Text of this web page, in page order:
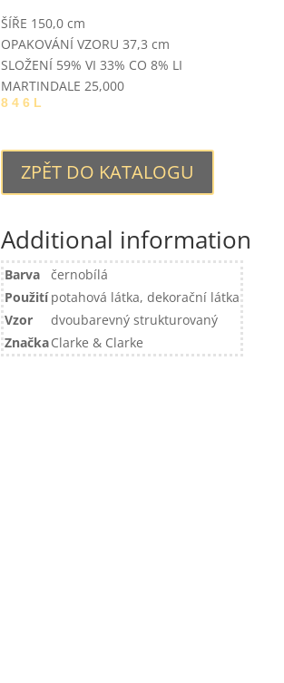
ŠÍŘE 150,0 cm
OPAKOVÁNÍ VZORU 37,3 cm
SLOŽENÍ 59% VI 33% CO 8% LI
MARTINDALE 25,000
8 4 6 L
ZPĚT DO KATALOGU
Additional information
Barva
černobílá
Použití potahová látka, dekorační látka
Vzor
dvoubarevný strukturovaný
ZnačkaClarke & Clarke